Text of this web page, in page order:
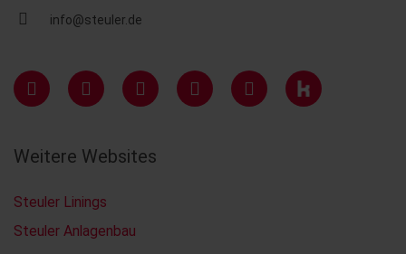
info@steuler.de
Weitere Websites
Steuler Linings
Steuler Anlagenbau